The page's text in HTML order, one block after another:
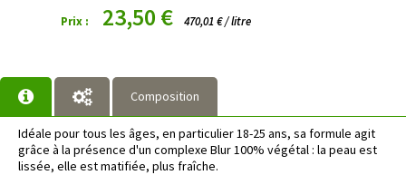
Prix : 23,50 € 470,01 € / litre
Composition
Idéale pour tous les âges, en particulier 18-25 ans, sa formule agit
grâce à la présence d'un complexe Blur 100% végétal : la peau est
lissée, elle est matifiée, plus fraîche.